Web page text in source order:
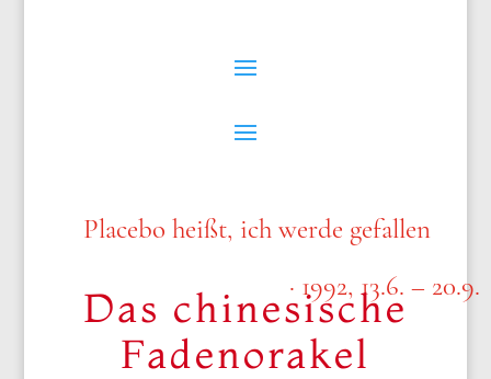
Pla­ce­bo heißt, ich wer­de gefal­len
· 1992, 13.6. – 20.9.
Das chinesische
Fadenorakel